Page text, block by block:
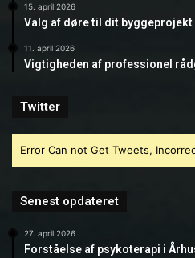
15. april 2026
Valg af døre til dit byggeprojekt
11. april 2026
Vigtigheden af professionel
Twitter
Error Can not Get Tweets,
Senest opdateret
27. april 2026
Forståelse af psykoterapi i